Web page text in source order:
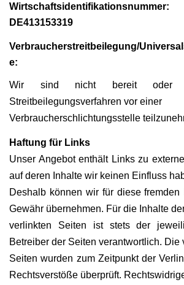
Wirtschaftsidentifikationsnummer:
DE413153319
Verbraucherstreitbeilegung/
e:
Wir sind nicht bereit oder
Streitbeilegungsverfahren vor einer
Verbraucherschlichtungsstelle
Haftung für Links
Unser Angebot enthält Links zu
auf deren Inhalte wir keinen Einfluss
Deshalb können wir für diese
Gewähr übernehmen. Für die Inhalte
verlinkten Seiten ist stets der
Betreiber der Seiten verantwortlich. Die
Seiten wurden zum Zeitpunkt der
Rechtsverstöße überprüft.